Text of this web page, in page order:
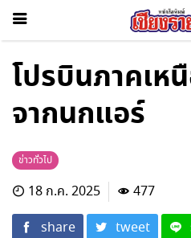
โปรบินภาคเห
จากนกแอร์
ข่าวทั่วไป
18 ก.ค. 2025
477
share
tweet